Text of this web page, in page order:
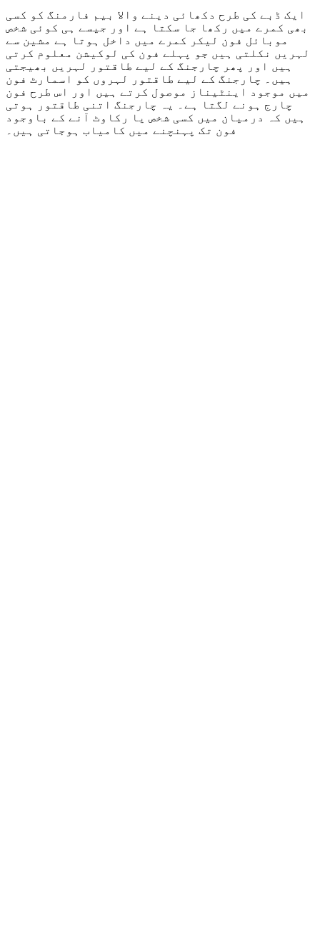
ایک ڈبے کی طرح دکھائی دینے والا بیم فارمنگ کو کسی
بھی کمرے میں رکھا جا سکتا ہے اور جیسے ہی کوئی شخص
موبائل فون لیکر کمرے میں داخل ہوتا ہے مشین سے
لہریں نکلتی ہیں جو پہلے فون کی لوکیشن معلوم کرتی
ہیں اور پھر چارجنگ کے لیے طاقتور لہریں بھیجتی
ہیں۔ چارجنگ کے لیے طاقتور لہروں کو اسمارٹ فون
میں موجود اینٹیناز موصول کرتے ہیں اور اس طرح فون
چارج ہونے لگتا ہے۔ یہ چارجنگ اتنی طاقتور ہوتی
ہیں کہ درمیان میں کسی شخص یا رکاوٹ آنے کے باوجود
فون تک پہنچنے میں کامیاب ہوجاتی ہیں۔